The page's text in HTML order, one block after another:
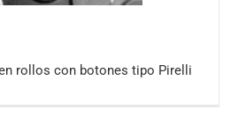
rollos con botones tipo Pirelli